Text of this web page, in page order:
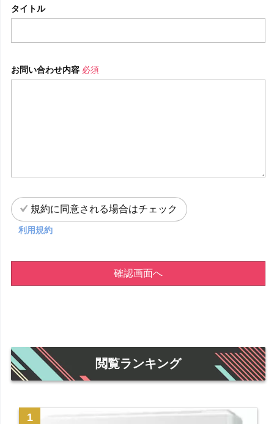
タイトル
お問い合わせ内容 必須
規約に同意される場合はチェック
利用規約
確認画面へ
閲覧ランキング